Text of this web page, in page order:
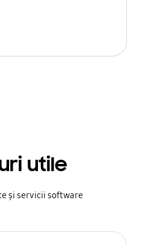
utile
și servicii software